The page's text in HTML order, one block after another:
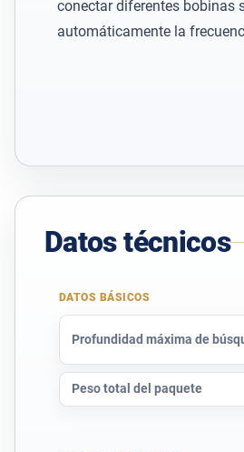
conectar diferentes bobinas
automáticamente la
Datos técnicos
DATOS BÁSICOS
Profundidad máxima de
Peso total del paquete